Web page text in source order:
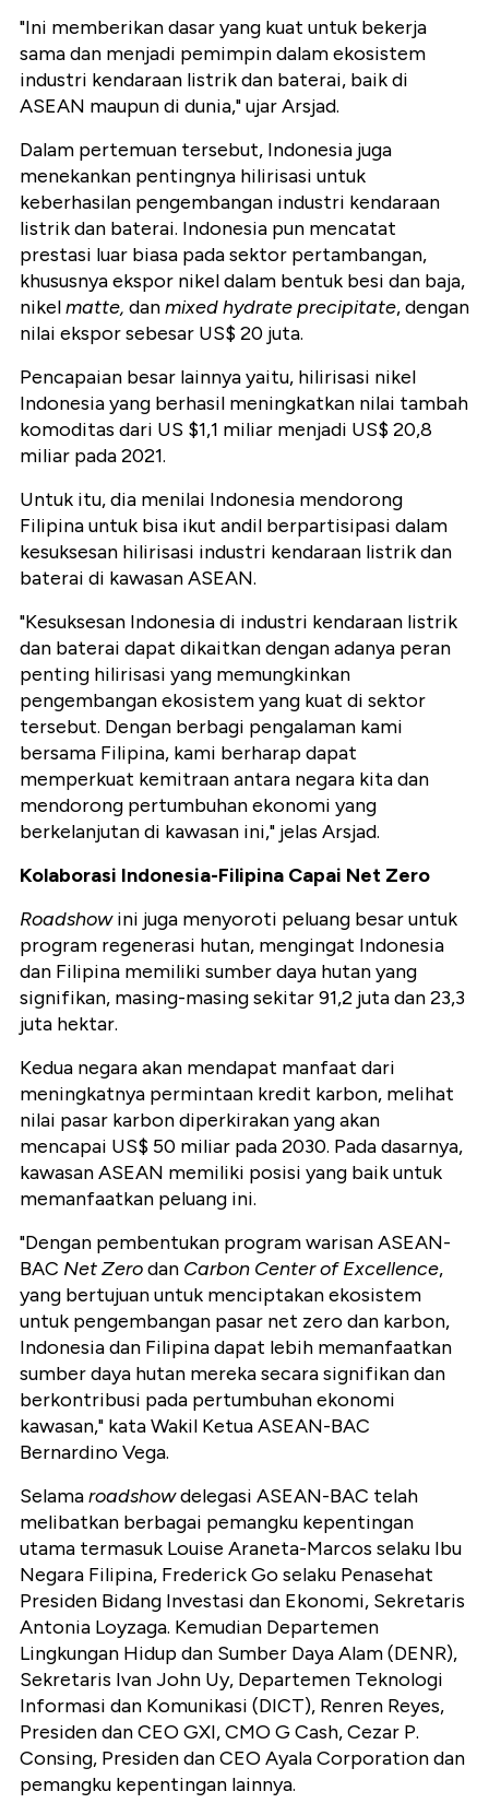
"Ini memberikan dasar yang kuat untuk bekerja
sama dan menjadi pemimpin dalam ekosistem
industri kendaraan listrik dan baterai, baik di
ASEAN maupun di dunia," ujar Arsjad.
Dalam pertemuan tersebut, Indonesia juga
menekankan pentingnya hilirisasi untuk
keberhasilan pengembangan industri kendaraan
listrik dan baterai. Indonesia pun mencatat
prestasi luar biasa pada sektor pertambangan,
khususnya ekspor nikel dalam bentuk besi dan baja,
nikelmatte, danmixed hydrate precipitate, dengan
nilai ekspor sebesar US$ 20 juta.
Pencapaian besar lainnya yaitu, hilirisasi nikel
Indonesia yang berhasil meningkatkan nilai tambah
komoditas dari US $1,1 miliar menjadi US$ 20,8
miliar pada2021.
Untuk itu, dia menilai Indonesia mendorong
Filipina untuk bisa ikut andil berpartisipasi dalam
kesuksesan hilirisasi industri kendaraan listrik dan
baterai di kawasan ASEAN.
"Kesuksesan Indonesia di industri kendaraan listrik
dan baterai dapat dikaitkan dengan adanya peran
penting hilirisasi yang memungkinkan
pengembangan ekosistem yang kuat di sektor
tersebut. Dengan berbagi pengalaman kami
bersama Filipina, kami berharap dapat
memperkuat kemitraan antara negara kita dan
mendorong pertumbuhan ekonomi yang
berkelanjutan di kawasan ini," jelas Arsjad.
Kolaborasi Indonesia-Filipina Capai Net Zero
Roadshowini juga menyoroti peluang besar untuk
program regenerasi hutan, mengingat Indonesia
dan Filipina memiliki sumber daya hutan yang
signifikan, masing-masing sekitar 91,2 juta dan 23,3
juta hektar.
Kedua negara akan mendapat manfaat dari
meningkatnya permintaan kredit karbon, melihat
nilai pasar karbon diperkirakan yang akan
mencapai US$ 50 miliar pada 2030. Pada dasarnya,
kawasan ASEAN memiliki posisi yang baik untuk
memanfaatkan peluang ini.
"Dengan pembentukan program warisan ASEAN-
BAC Net Zerodan Carbon Center of Excellence,
yang bertujuan untuk menciptakan ekosistem
untuk pengembangan pasar net zero dan karbon,
Indonesia dan Filipina dapat lebih memanfaatkan
sumber daya hutan mereka secara signifikan dan
berkontribusi pada pertumbuhan ekonomi
kawasan," kataWakil Ketua ASEAN-BAC
Bernardino Vega.
Selamaroadshowdelegasi ASEAN-BAC telah
melibatkan berbagai pemangku kepentingan
utama termasuk Louise Araneta-Marcos selaku Ibu
Negara Filipina, Frederick Go selaku Penasehat
Presiden Bidang Investasi dan Ekonomi, Sekretaris
Antonia Loyzaga. Kemudian Departemen
Lingkungan Hidup dan Sumber Daya Alam (DENR),
Sekretaris Ivan John Uy, Departemen Teknologi
Informasi dan Komunikasi (DICT), Renren Reyes,
Presiden dan CEO GXI, CMO G Cash, Cezar P.
Consing, Presiden dan CEO Ayala Corporation dan
pemangku kepentingan lainnya.